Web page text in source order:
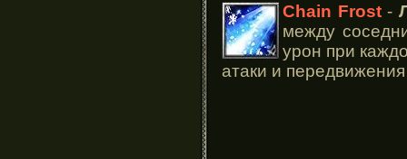
Chain Frost-
между
урон при
атаки и передвижения